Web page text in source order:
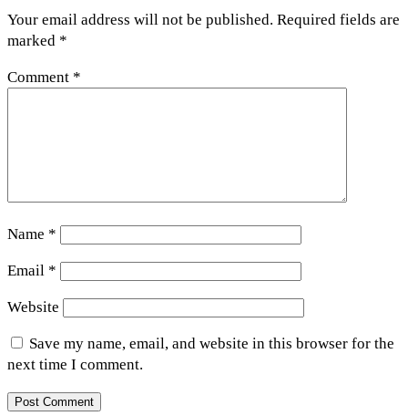
Your email address will not be published. Required fields are
marked *
Comment *
Name *
Email *
Website
Save my name, email, and website in this browser for the
next time I comment.